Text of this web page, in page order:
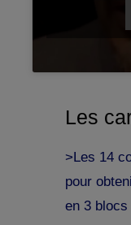
Les
>Les 14
pour
en 3